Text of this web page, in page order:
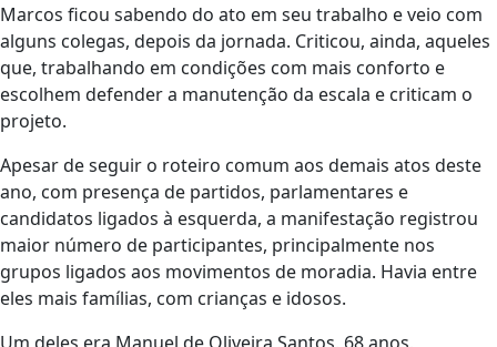
Marcos ficou sabendo do ato em seu trabalho e veio com
alguns colegas, depois da jornada. Criticou, ainda, aqueles
que, trabalhando em condições com mais conforto e
escolhem defender a manutenção da escala e criticam o
projeto.
Apesar de seguir o roteiro comum aos demais atos deste
ano, com presença de partidos, parlamentares e
candidatos ligados à esquerda, a manifestação registrou
maior número de participantes, principalmente nos
grupos ligados aos movimentos de moradia. Havia entre
eles mais famílias, com crianças e idosos.
Um deles era Manuel de Oliveira Santos, 68 anos,